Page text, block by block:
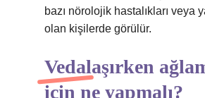
bazı nörolojik hastalıkları veya
olan kişilerde görülür.
Vedalaşırken
için ne yapmalı?